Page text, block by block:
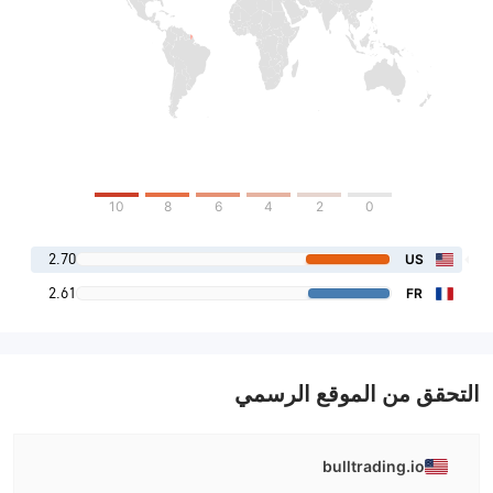
0
2
4
6
8
10
US
2.70
FR
2.61
التحقق من الموقع الرسمي
bulltrading.io